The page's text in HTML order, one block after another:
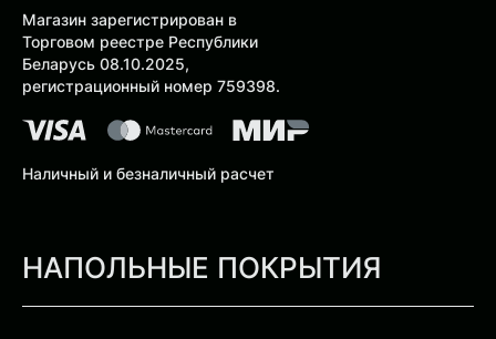
Магазин зарегистрирован в
Торговом реестре Республики
Беларусь 08.10.2025,
регистрационный номер 759398.
Наличный и безналичный расчет
НАПОЛЬНЫЕ ПОКРЫТИЯ